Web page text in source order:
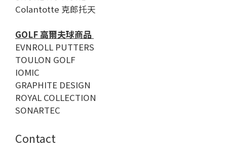
Colantotte 克郎托天
GOLF 高爾夫球商品
EVNROLL PUTTERS
TOULON GOLF
IOMIC
GRAPHITE DESIGN
ROYAL COLLECTION
SONARTEC
Contact